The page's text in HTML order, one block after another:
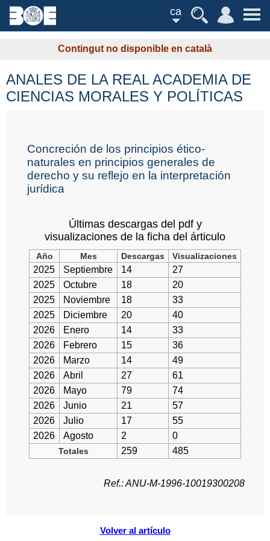
ca
Contingut no disponible en català
Volver al artículo
ANALES DE LA REAL ACADEMIA DE
CIENCIAS MORALES Y POLÍTICAS
Concreción de los principios ético-
naturales en principios generales de
derecho y su reflejo en la interpretación
jurídica
Últimas descargas del pdf y
visualizaciones de la ficha del árticulo
Año Mes Descargas Visualizaciones
2025 Septiembre 14
27
2025
Octubre 18
20
2025
Noviembre 18
33
2025
Diciembre 20
40
2026
Enero 14
33
2026
Febrero 15
36
2026
Marzo 14
49
2026
Abril 27
61
2026
Mayo 79
74
2026
Junio 21
57
2026
Julio 17
55
2026
Agosto 2 0
Totales 259 485
Ref.: ANU-M-1996-10019300208